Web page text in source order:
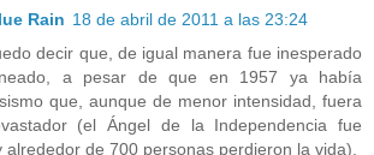
Rain 18 de abril de 2011 a las 23:24
decir que, de igual manera fue inesperado
a pesar de que en 1957 ya había
que, aunque de menor intensidad, fuera
(el Ángel de la Independencia fue
alrededor de 700 personas perdieron la vida).